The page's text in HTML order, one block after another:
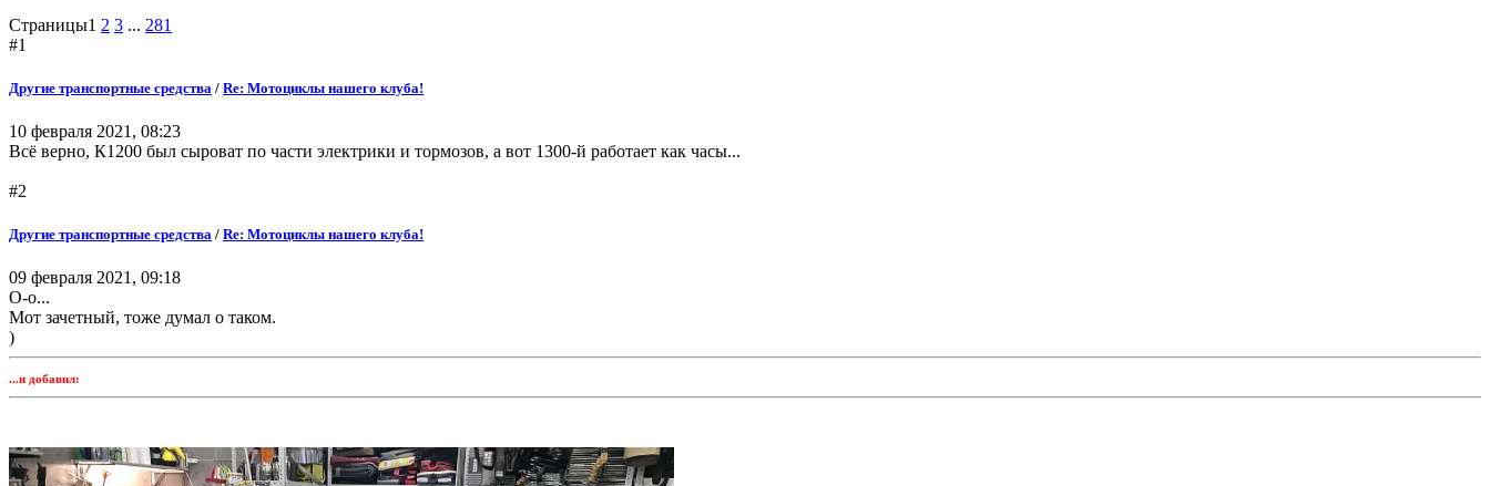
Страницы1 2 3 ... 281
#1
Другие транспортные средства / Re: Мотоциклы нашего клуба!
10 февраля 2021, 08:23
Всё верно, К1200 был сыроват по части электрики и тормозов, а вот 1300-й работает как часы...
#2
Другие транспортные средства / Re: Мотоциклы нашего клуба!
09 февраля 2021, 09:18
О-о...
Мот зачетный, тоже думал о таком.
)
...и добавил: